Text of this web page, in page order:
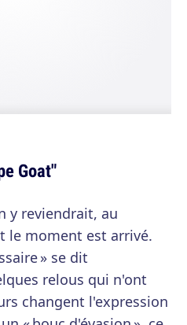
Goat"
y reviendrait, au
le moment est arrivé.
» se dit
relous qui n'ont
changent l'expression